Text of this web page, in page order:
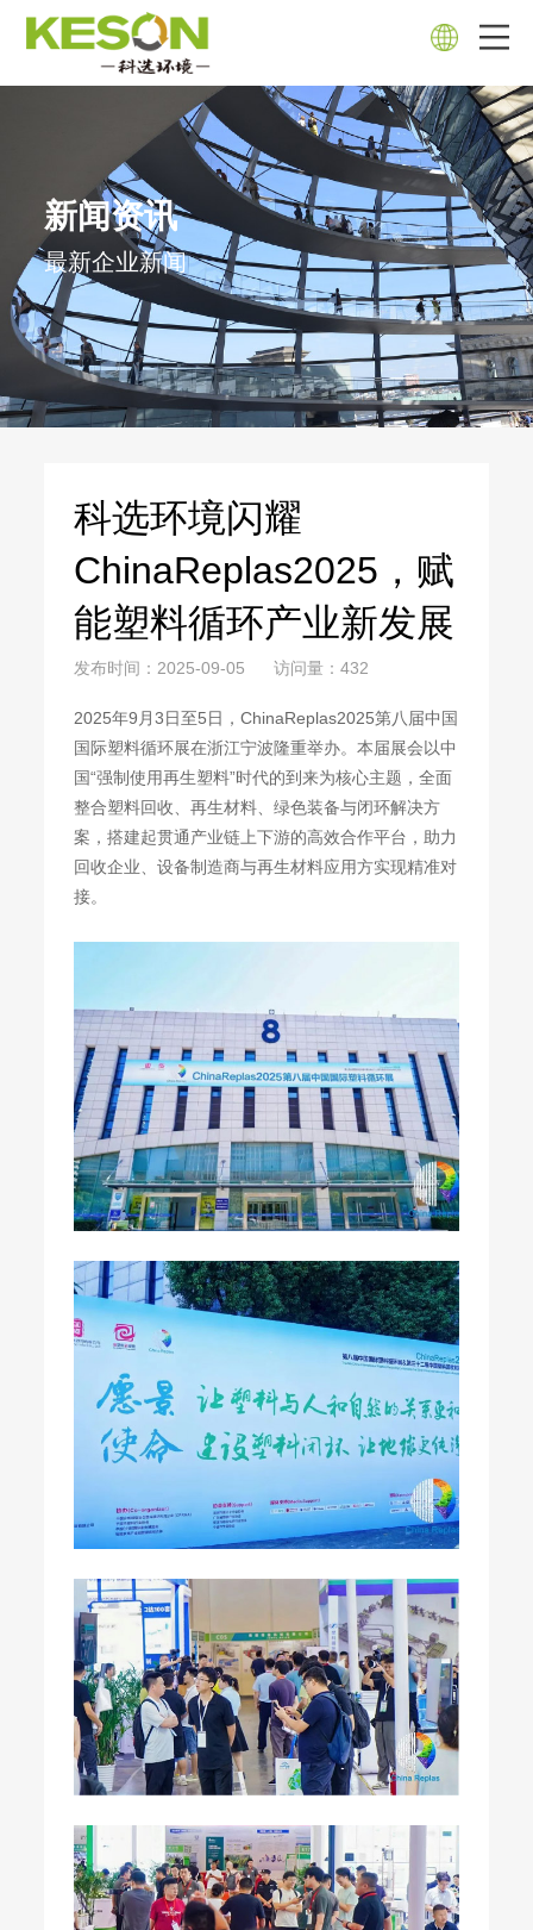
新闻资讯
最新企业新闻
科选环境闪耀
ChinaReplas2025，赋
能塑料循环产业新发展
发布时间：2025-09-05 访问量：432
2025年9月3日至5日，ChinaReplas2025第八届中国
国际塑料循环展在浙江宁波隆重举办。本届展会以中
国“强制使用再生塑料”时代的到来为核心主题，全面
整合塑料回收、再生材料、绿色装备与闭环解决方
案，搭建起贯通产业链上下游的高效合作平台，助力
回收企业、设备制造商与再生材料应用方实现精准对
接。